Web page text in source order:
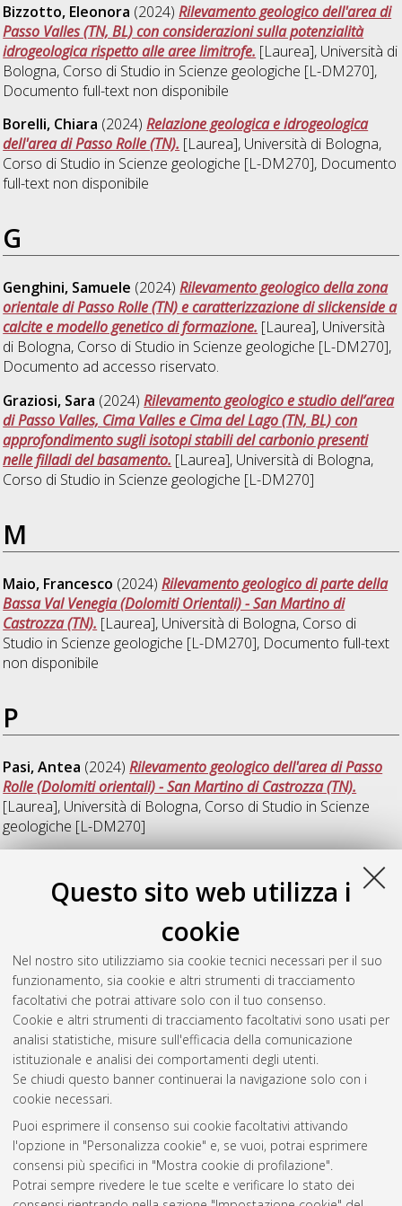
Questo sito web utilizza i
cookie
Nel nostro sito utilizziamo sia cookie tecnici necessari per il suo
funzionamento, sia cookie e altri strumenti di tracciamento
facoltativi che potrai attivare solo con il tuo consenso.
Cookie e altri strumenti di tracciamento facoltativi sono usati per
analisi statistiche, misure sull'efficacia della comunicazione
istituzionale e analisi dei comportamenti degli utenti.
Se chiudi questo banner continuerai la navigazione solo con i
cookie necessari.
Puoi esprimere il consenso sui cookie facoltativi attivando
l'opzione in "Personalizza cookie" e, se vuoi, potrai esprimere
consensi più specifici in "Mostra cookie di profilazione".
Potrai sempre rivedere le tue scelte e verificare lo stato dei
Bizzotto, Eleonora (2024)Rilevamento geologico dell'area di
Passo Valles (TN, BL) con considerazioni sulla potenzialità
idrogeologica rispetto alle aree limitrofe. [Laurea], Università di
Bologna, Corso di Studio in Scienze geologiche [L-DM270],
Documento full-text non disponibile
Borelli, Chiara (2024)Relazione geologica e idrogeologica
dell'area di Passo Rolle (TN). [Laurea], Università di Bologna,
Corso di Studio in Scienze geologiche [L-DM270], Documento
full-text non disponibile
G
Genghini, Samuele (2024)Rilevamento geologico della zona
orientale di Passo Rolle (TN) e caratterizzazione di slickenside a
calcite e modello genetico di formazione. [Laurea], Università
di Bologna, Corso di Studio in Scienze geologiche [L-DM270],
Documento ad accesso riservato.
Graziosi, Sara (2024)Rilevamento geologico e studio dell’area
di Passo Valles, Cima Valles e Cima del Lago (TN, BL) con
approfondimento sugli isotopi stabili del carbonio presenti
nelle filladi del basamento. [Laurea], Università di Bologna,
Corso di Studio in Scienze geologiche [L-DM270]
M
Maio, Francesco (2024)Rilevamento geologico di parte della
Bassa Val Venegia (Dolomiti Orientali) - San Martino di
Castrozza (TN). [Laurea], Università di Bologna, Corso di
Studio in Scienze geologiche [L-DM270], Documento full-text
non disponibile
P
Pasi, Antea (2024)Rilevamento geologico dell'area di Passo
Rolle (Dolomiti orientali) - San Martino di Castrozza (TN).
[Laurea], Università di Bologna, Corso di Studio in Scienze
geologiche [L-DM270]
(2024)Relazione geologica dell'area
Castrozza (TN).[Laurea], Università di Bologna, Corso di
Studio inScienze geologiche [L-DM270], Documento full-text
non disponibile
Questa lista e' stata generata ilSun Aug 9 20:38:21 2026
CEST
Atom
Rss 1.0
Rss 2.0